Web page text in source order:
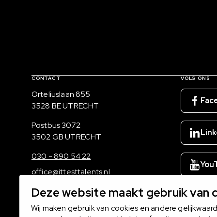
Deze website maakt gebruik van
Wij maken gebruik van cookies en andere
Contact, verdere links en colofon
CONTACT
Bezoekadres
Orteliuslaan 855
3528 BE UTRECHT
Postadres
Postbus 3072
3502 GB UTRECHT
030 - 890 54 22
office@ittesttalents.nl
VOLG ONS